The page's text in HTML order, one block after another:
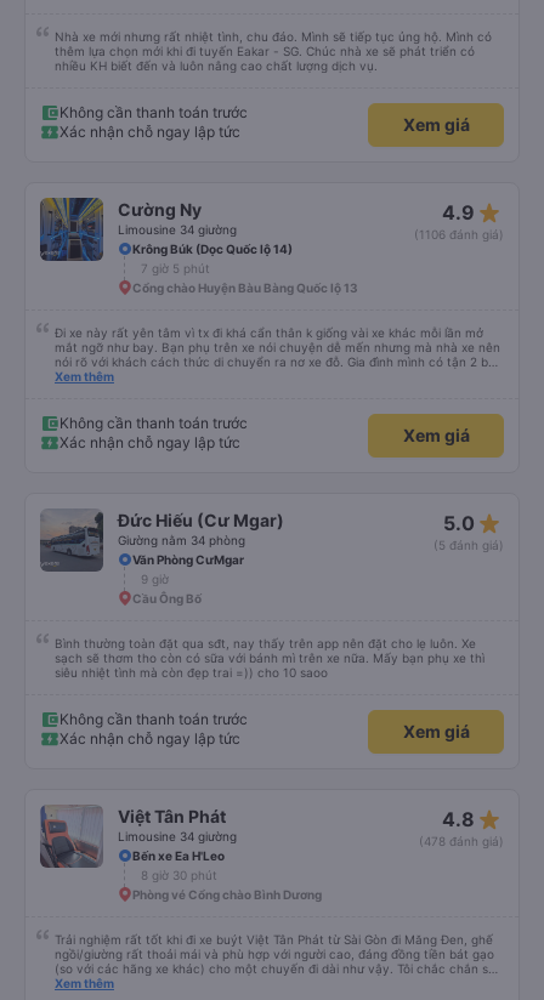
Nhà xe mới nhưng rất nhiệt tình, chu đáo. Mình sẽ tiếp tục ủng hộ. Mình có
thêm lựa chọn mới khi đi tuyến Eakar - SG. Chúc nhà xe sẽ phát triển có
nhiều KH biết đến và luôn nâng cao chất lượng dịch vụ.
Không cần thanh toán trước
Xác nhận chỗ ngay lập tức
Xem giá
Cường Ny
Limousine 34 giường
4.9 star_rate
(1106 đánh giá)
Krông Búk (Dọc Quốc lộ 14)
7 giờ 5 phút
Cổng chào Huyện Bàu Bàng Quốc lộ 13
Đi xe này rất yên tâm vì tx đi khá cẩn thân k giống vài xe khác mỗi lần mở
mắt ngỡ như bay. Bạn phụ trên xe nói chuyện dễ mến nhưng mà nhà xe nên
nói rõ với khách cách thức di chuyển ra nơ xe đỗ. Gia đình mình có tận 2 bé
nhỏ tay xách nách mang mà mình bị xoay vòng vòng đi bộ đến khu đỗ xe thì
Xem thêm
Không cần thanh toán trước
Xác nhận chỗ ngay lập tức
Xem giá
Đức Hiếu (Cư Mgar)
Giường nằm 34 phòng
5.0 star_rate
(5 đánh giá)
Văn Phòng CưMgar
9 giờ
Cầu Ông Bố
Bình thường toàn đặt qua sđt, nay thấy trên app nên đặt cho lẹ luôn. Xe
sạch sẽ thơm tho còn có sữa với bánh mì trên xe nữa. Mấy bạn phụ xe thì
siêu nhiệt tình mà còn đẹp trai =)) cho 10 saoo
Không cần thanh toán trước
Xác nhận chỗ ngay lập tức
Xem giá
Việt Tân Phát
Limousine 34 giường
4.8 star_rate
(478 đánh giá)
Bến xe Ea H'Leo
8 giờ 30 phút
Phòng vé Cổng chào Bình Dương
Trải nghiệm rất tốt khi đi xe buýt Việt Tân Phát từ Sài Gòn đi Măng Đen, ghế
ngồi/giường rất thoải mái và phù hợp với người cao, đáng đồng tiền bát gạo
(so với các hãng xe khác) cho một chuyến đi dài như vậy. Tôi chắc chắn sẽ
sử dụng lại sau.
Xem thêm